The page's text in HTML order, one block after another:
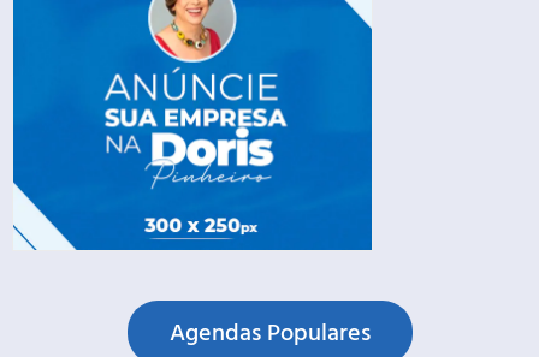
Agendas Populares